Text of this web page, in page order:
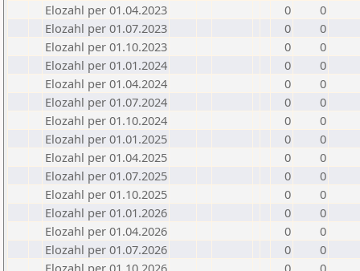
Elozahl per 01.04.2023
0
0
Elozahl per 01.07.2023
0
0
Elozahl per 01.10.2023
0
0
Elozahl per 01.01.2024
0
0
Elozahl per 01.04.2024
0
0
Elozahl per 01.07.2024
0
0
Elozahl per 01.10.2024
0
0
Elozahl per 01.01.2025
0
0
Elozahl per 01.04.2025
0
0
Elozahl per 01.07.2025
0
0
Elozahl per 01.10.2025
0
0
Elozahl per 01.01.2026
0
0
Elozahl per 01.04.2026
0
0
Elozahl per 01.07.2026
0
0
Elozahl per 01.10.2026
0 0